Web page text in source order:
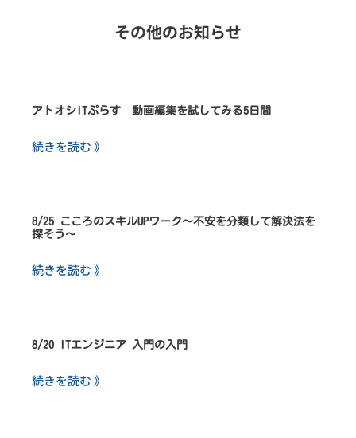
その他のお知らせ
アトオシITぷらす 動画編集を試してみる5日間
続きを読む 》
8/25 こころのスキルUPワーク～不安を分類して解決法を
探そう～
続きを読む 》
8/20 ITエンジニア 入門の入門
続きを読む 》